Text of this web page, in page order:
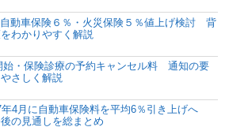
動車保険６％・火災保険５％値上げ検討 背
わかりやすく解説
始・保険診療の予約キャンセル料 通知の要
さしく解説
年4月に自動車保険料を平均6％引き上げへ
の見通しを総まとめ